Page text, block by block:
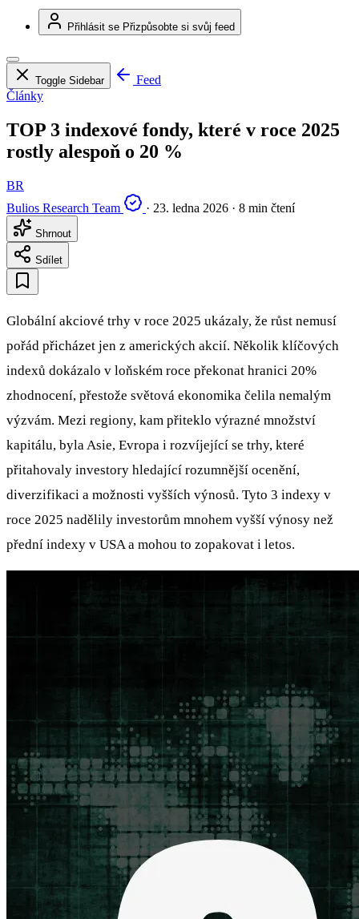
Přihlásit se Přizpůsobte si svůj feed
Toggle Sidebar
Feed
Články
TOP 3 indexové fondy, které v roce 2025
rostly alespoň o 20 %
BR
Bulios Research Team
· 23. ledna 2026 · 8 min čtení
Shrnout
Sdílet
Globální akciové trhy v roce 2025 ukázaly, že růst nemusí
pořád přicházet jen z amerických akcií. Několik klíčových
indexů dokázalo v loňském roce překonat hranici 20%
zhodnocení, přestože světová ekonomika čelila nemalým
výzvám. Mezi regiony, kam přiteklo výrazné množství
kapitálu, byla Asie, Evropa i rozvíjející se trhy, které
přitahovaly investory hledající rozumnější ocenění,
diverzifikaci a možnosti vyšších výnosů. Tyto 3 indexy v
roce 2025 nadělily investorům mnohem vyšší výnosy než
přední indexy v USA a mohou to zopakovat i letos.